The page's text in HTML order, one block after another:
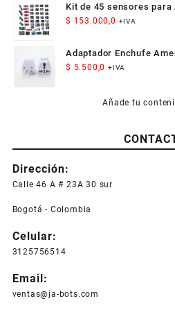
Kit de 45 sensores para
$ 153.000,0 +IVA
Adaptador Enchufe
Viaje
$ 5.500,0 +IVA
Añade tu
Dirección:
Calle 46 A # 23A 30 sur
Bogotá - Colombia
Celular:
3125756514
Email:
ventas@ja-bots.com